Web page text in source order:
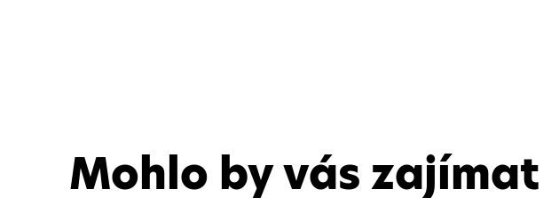
Mohlo by vás zajímat